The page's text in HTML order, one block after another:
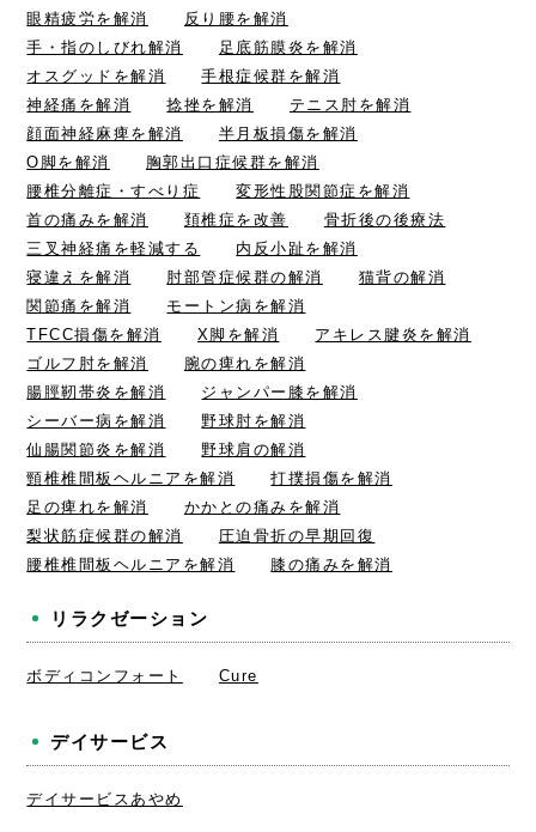
眼精疲労を解消
反り腰を解消
手・指のしびれ解消
足底筋膜炎を解消
オスグッドを解消
手根症候群を解消
神経痛を解消
捻挫を解消
テニス肘を解消
顔面神経麻痺を解消
半月板損傷を解消
O脚を解消
胸郭出口症候群を解消
腰椎分離症・すべり症
変形性股関節症を解消
首の痛みを解消
頚椎症を改善
骨折後の後療法
三叉神経痛を軽減する
内反小趾を解消
寝違えを解消
肘部管症候群の解消
猫背の解消
関節痛を解消
モートン病を解消
TFCC損傷を解消
X脚を解消
アキレス腱炎を解消
ゴルフ肘を解消
腕の痺れを解消
腸脛靭帯炎を解消
ジャンパー膝を解消
シーバー病を解消
野球肘を解消
仙腸関節炎を解消
野球肩の解消
頸椎椎間板ヘルニアを解消
打撲損傷を解消
足の痺れを解消
かかとの痛みを解消
梨状筋症候群の解消
圧迫骨折の早期回復
腰椎椎間板ヘルニアを解消
膝の痛みを解消
リラクゼーション
ボディコンフォート Cure
デイサービス
デイサービスあやめ